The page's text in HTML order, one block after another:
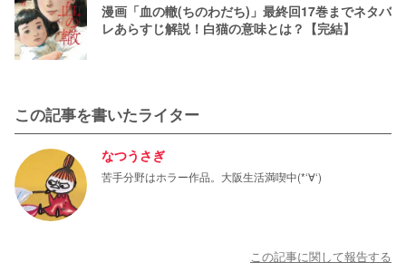
漫画「血の轍(ちのわだち)」最終回17巻までネタバ
レあらすじ解説！白猫の意味とは？【完結】
この記事を書いたライター
なつうさぎ
苦手分野はホラー作品。大阪生活満喫中(*‘∀‘)
この記事に関して報告する